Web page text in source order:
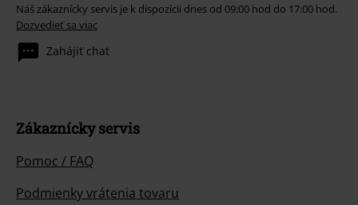
Náš zákaznícky servis je k dispozícii dnes od 09:00 hod do 17:00 hod.
Dozvedieť sa viac
Zahájiť chat
Zákaznícky servis
Pomoc / FAQ
Podmienky vrátenia tovaru